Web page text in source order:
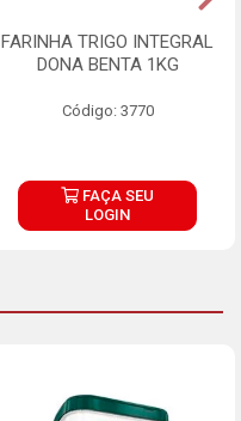
FARINHA TRIGO INTEGRAL
DONA BENTA 1KG
Código: 3770
FAÇA SEU
LOGIN